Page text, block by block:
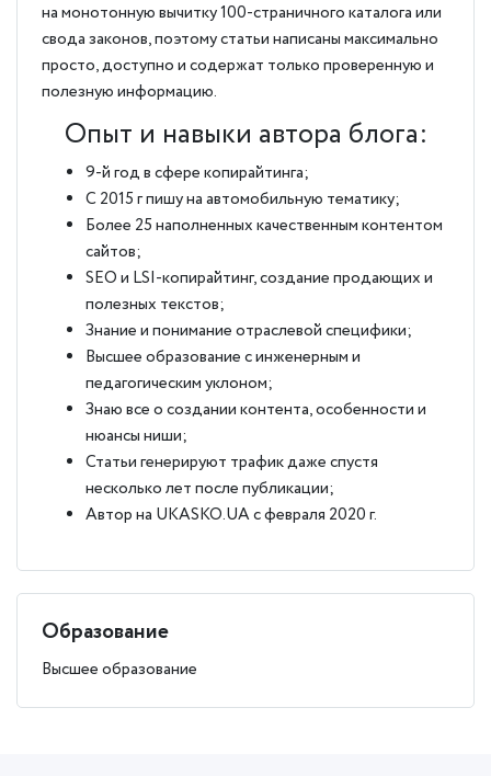
на монотонную вычитку 100-страничного каталога или
свода законов, поэтому статьи написаны максимально
просто, доступно и содержат только проверенную и
полезную информацию.
Опыт и навыки автора блога:
9-й год в сфере копирайтинга;
С 2015 г пишу на автомобильную тематику;
Более 25 наполненных качественным контентом
сайтов;
SEO и LSI-копирайтинг, создание продающих и
полезных текстов;
Знание и понимание отраслевой специфики;
Высшее образование с инженерным и
педагогическим уклоном;
Знаю все о создании контента, особенности и
нюансы ниши;
Статьи генерируют трафик даже спустя
несколько лет после публикации;
Автор на UKASKO.UA с февраля 2020 г.
Образование
Высшее образование